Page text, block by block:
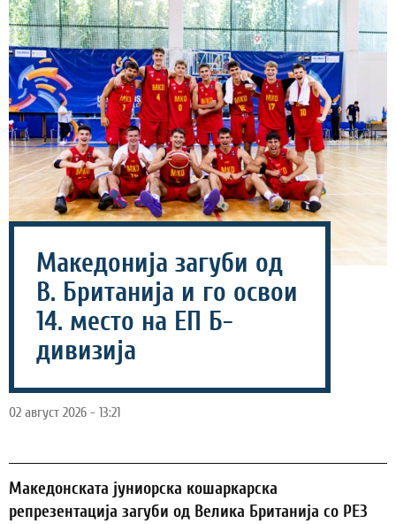
Македонија загуби од
В. Британија и го освои
14. место на ЕП Б-
дивизија
02 август 2026 - 13:21
Македонската јуниорска кошаркарска
репрезентација загуби од Велика Британија со РЕЗ